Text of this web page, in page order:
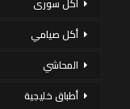
أكل سورى
أكل صيامي
المحاشي
أطباق خليجية